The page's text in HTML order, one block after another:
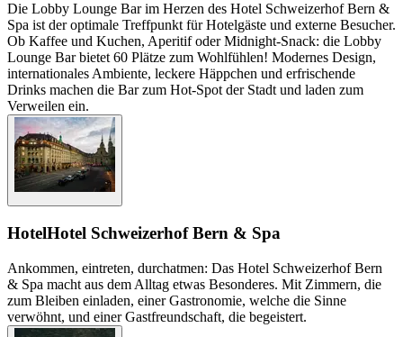
Die Lobby Lounge Bar im Herzen des Hotel Schweizerhof Bern &
Spa ist der optimale Treffpunkt für Hotelgäste und externe Besucher.
Ob Kaffee und Kuchen, Aperitif oder Midnight-Snack: die Lobby
Lounge Bar bietet 60 Plätze zum Wohlfühlen! Modernes Design,
internationales Ambiente, leckere Häppchen und erfrischende
Drinks machen die Bar zum Hot-Spot der Stadt und laden zum
Verweilen ein.
HotelHotel Schweizerhof Bern & Spa
Ankommen, eintreten, durchatmen: Das Hotel Schweizerhof Bern
& Spa macht aus dem Alltag etwas Besonderes. Mit Zimmern, die
zum Bleiben einladen, einer Gastronomie, welche die Sinne
verwöhnt, und einer Gastfreundschaft, die begeistert.